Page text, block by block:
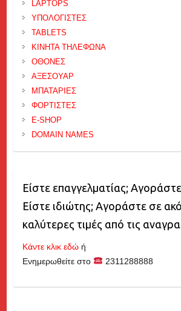
LAPTOPS
ΥΠΟΛΟΓΙΣΤΕΣ
TABLETS
ΚΙΝΗΤΑ ΤΗΛΕΦΩΝΑ
ΟΘΟΝΕΣ
ΑΞΕΣΟΥΑΡ
ΜΠΑΤΑΡΙΕΣ
ΦΟΡΤΙΣΤΕΣ
E-SHOP
DOMAIN NAMES
Είστε επαγγελματίας;
Είστε ιδιώτης; Αγοράστε σε
καλύτερες τιμές από τις
Κάντε κλικ εδώή
Ενημερωθείτε στο
2311288888